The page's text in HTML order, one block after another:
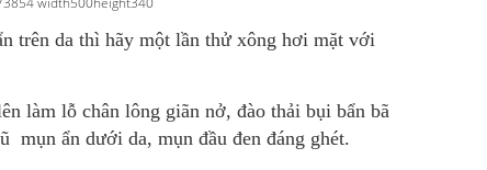
trên da thì hãy một lần thử xông hơi mặt với
làm lỗ chân lông giãn nở, đào thải bụi bẩn bã
mụn ẩn dưới da, mụn đầu đen đáng ghét.